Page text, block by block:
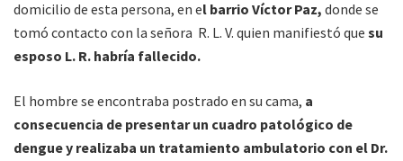
domicilio de esta persona, en el barrio Víctor Paz, donde se
tomó contacto con la señora R. L. V. quien manifiestó que su
esposo L. R. habría fallecido.
El hombre se encontraba postrado en su cama, a
consecuencia de presentar un cuadro patológico de
dengue y realizaba un tratamiento ambulatorio con el Dr.